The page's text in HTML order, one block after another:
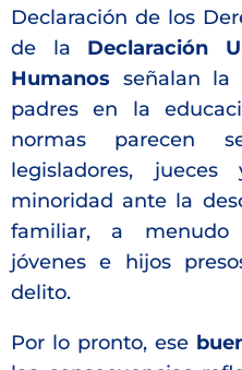
Declaración de los
de la Declaración
Humanos señalan la
padres en la
normas parecen
legisladores,
minoridad ante la
familiar, a menudo
jóvenes e hijos
delito.
Por lo pronto, ese